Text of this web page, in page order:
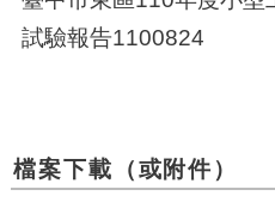
試驗報告1100824
檔案下載（或附件）